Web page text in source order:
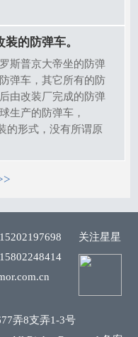
的防弹车。
斯普京大帝坐的防弹
弹车，其它所有的防
由改装厂完成的防弹
生产的防弹车，
的形式，没有所谓原
15202197698
15802248414
关注星星
弄8支弄1-3号